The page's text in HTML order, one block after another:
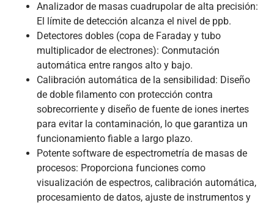
Analizador de masas cuadrupolar de alta precisión:
El límite de detección alcanza el nivel de ppb.
Detectores dobles (copa de Faraday y tubo
multiplicador de electrones): Conmutación
automática entre rangos alto y bajo.
Calibración automática de la sensibilidad: Diseño
de doble filamento con protección contra
sobrecorriente y diseño de fuente de iones inertes
para evitar la contaminación, lo que garantiza un
funcionamiento fiable a largo plazo.
Potente software de espectrometría de masas de
procesos: Proporciona funciones como
visualización de espectros, calibración automática,
procesamiento de datos, ajuste de instrumentos y